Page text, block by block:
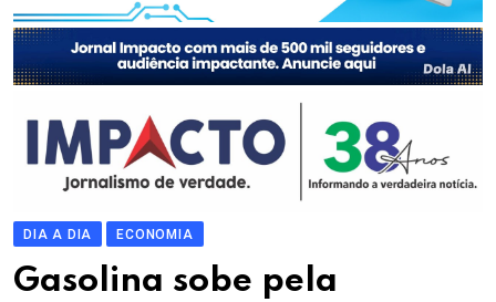
DIA A DIA ECONOMIA
Gasolina sobe pela